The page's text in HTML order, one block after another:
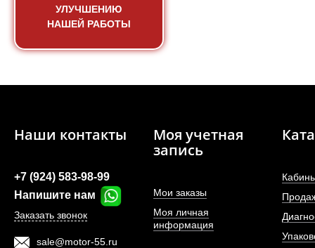
УЛУЧШЕНИЮ
НАШЕЙ РАБОТЫ
Наши контакты
+7 (924) 583-98-99
Напишите нам
Заказать звонок
sale@motor-55.ru
Моя учетная
запись
Мои заказы
Моя личная
информация